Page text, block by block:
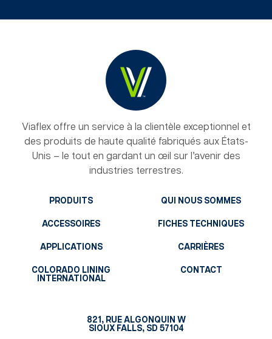
Viaflex offre un service à la clientèle exceptionnel et
des produits de haute qualité fabriqués aux États-
Unis – le tout en gardant un œil sur l’avenir des
industries terrestres.
PRODUITS
ACCESSOIRES
APPLICATIONS
COLORADO LINING
INTERNATIONAL
QUI NOUS SOMMES
FICHES TECHNIQUES
CARRIÈRES
CONTACT
821, RUE ALGONQUIN W
SIOUX FALLS, SD 57104